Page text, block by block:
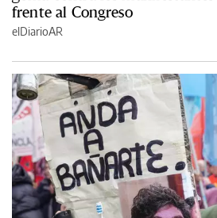
frente al Congreso
elDiarioAR